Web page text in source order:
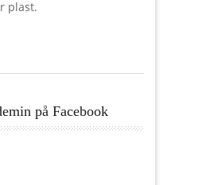
plast.
på Facebook